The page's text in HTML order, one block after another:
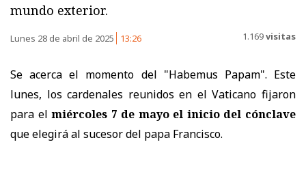
mundo exterior.
Lunes 28 de abril de 2025 13:26 1.169visitas
Se acerca el momento del "Habemus Papam". Este
lunes, los cardenales reunidos en el Vaticano fijaron
para elmiércoles 7 de mayo el inicio del cónclave
que elegirá al sucesor del papa Francisco.